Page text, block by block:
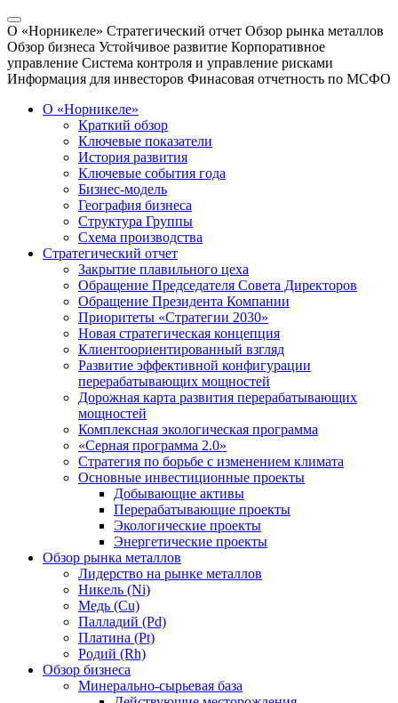
О «Норникеле» Стратегический отчет Обзор рынка металлов
Обзор бизнеса Устойчивое развитие Корпоративное
управление Система контроля и управление рисками
Информация для инвесторов Финасовая отчетность по МСФО
О «Норникеле»
Краткий обзор
Ключевые показатели
История развития
Ключевые события года
Бизнес-модель
География бизнеса
Структура Группы
Схема производства
Стратегический отчет
Закрытие плавильного цеха
Обращение Председателя Совета Директоров
Обращение Президента Компании
Приоритеты «Стратегии 2030»
Новая стратегическая концепция
Клиентоориентированный взгляд
Развитие эффективной конфигурации
перерабатывающих мощностей
Дорожная карта развития перерабатывающих
мощностей
Комплексная экологическая программа
«Серная программа 2.0»
Стратегия по борьбе с изменением климата
Основные инвестиционные проекты
Добывающие активы
Перерабатывающие проекты
Экологические проекты
Энергетические проекты
Обзор рынка металлов
Лидерство на рынке металлов
Никель (Ni)
Медь (Cu)
Палладий (Pd)
Платина (Pt)
Родий (Rh)
Обзор бизнеса
Минерально-сырьевая база